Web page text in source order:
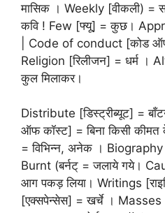
मासिक । Weekly [वीकली) =
कवि ! Few [फ्यू] = कुछ।
| Code of conduct [कोड
Religion [रिलीजन] = धर्म ।
कुल मिलाकर।
Distribute [डिस्ट्रीब्यूट] =
ऑफ कॉस्ट] = बिना किसी
= विभिन्न, अनेक । Biography
Burnt (बर्नट् = जलाये गये।
आग पकड़ लिया। Writings
[एक्सपेन्सेस] = खर्चे ।